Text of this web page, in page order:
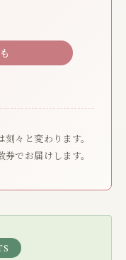
々と変わります。
券でお届けします。